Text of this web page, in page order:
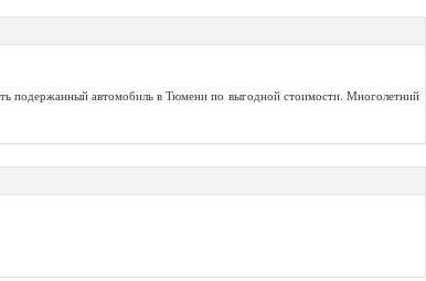
подержанный автомобиль в Тюмени по выгодной стоимости. Многолетний